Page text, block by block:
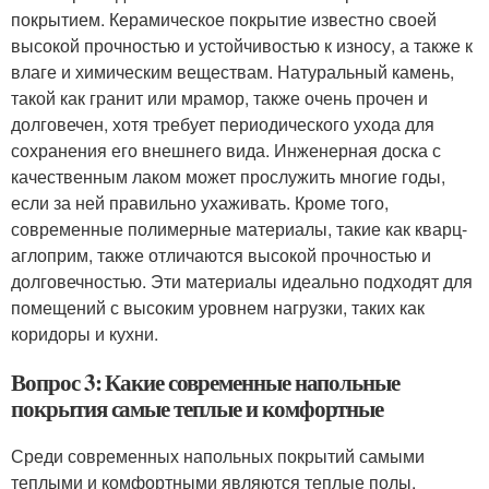
покрытием. Керамическое покрытие известно своей
высокой прочностью и устойчивостью к износу, а также к
влаге и химическим веществам. Натуральный камень,
такой как гранит или мрамор, также очень прочен и
долговечен, хотя требует периодического ухода для
сохранения его внешнего вида. Инженерная доска с
качественным лаком может прослужить многие годы,
если за ней правильно ухаживать. Кроме того,
современные полимерные материалы, такие как кварц-
аглоприм, также отличаются высокой прочностью и
долговечностью. Эти материалы идеально подходят для
помещений с высоким уровнем нагрузки, таких как
коридоры и кухни.
Вопрос 3: Какие современные напольные
покрытия самые теплые и комфортные
Среди современных напольных покрытий самыми
теплыми и комфортными являются теплые полы,